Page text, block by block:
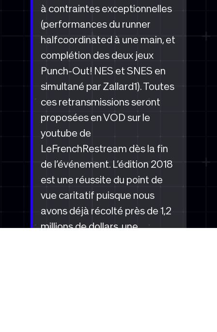
à contraintes exceptionnelles
(performances du runner
halfcoordinated à une main, et
complétion des deux jeux
Punch-Out! NES et SNES en
simultané par Zallard1). Toutes
ces retransmissions seront
proposées en VOD sur le
youtube de
LeFrenchRestream dès la fin
de l’événement. L’édition 2018
est une réussite du point de
vue caritatif puisque nous
avons déjà récolté près de 1,2
millions de dollars, une